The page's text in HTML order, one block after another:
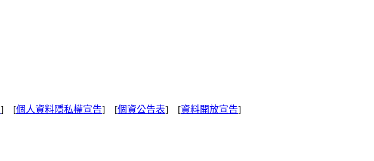
] [個人資料隱私權宣告] [個資公告表] [資料開放宣告]